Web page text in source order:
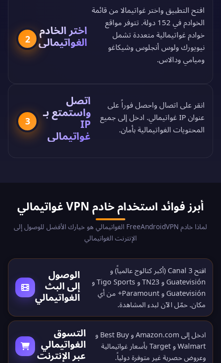
2
اختر الخادم
الغواتيمالي
افتح التطبيق واختر غواتيمالا من قائمة
الخوادم في 152 دولة
. تتوفر مواقع
خوادم غواتيمالية متعددة تشمل
نيويورك ولوس أنجلوس وشيكاغو
وميامي ودالاس.
3
اتصل
واستمتع بـ
IP
غواتيمالي
انقر على اتصال واحصل فوراً على
عنوان IP غواتيمالي. ادخل إلى جميع
المحتويات الغواتيمالية بأمان.
أبرز فوائد استخدام خادم VPN غواتيمالي
لماذا خادم FreeAndroidVPN الغواتيمالي هو خيارك الأفضل للوصول إلى
الإنترنت الغواتيمالي
الوصول
إلى البث
الغواتيمالي
افتح Canal 3 (أكبر كتالوج عالمياً) و
Guatevisión و TN23 و Tigo Sports و
Guatevisión و Paramount+ من أي
مكان. حمّل الآن لبدء المشاهدة.
التسوق
الغواتيمالي
عبر الإنترنت
ادخل إلى Amazon.com و Best Buy و
Walmart و Target بأسعار غواتيمالية
وعروض حصرية غير متوفرة دولياً.